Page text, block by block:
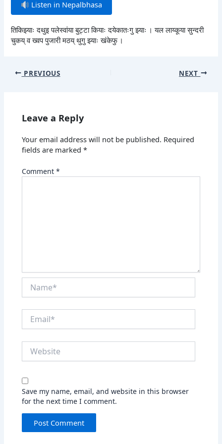
Listen in Nepalbhasa
तिकिझ्याः दथुइ पलेस्वांया बुट्टा कियाः दयेकातःगु झ्याः । यल लाय्कूया सुन्दरी
चुकय् व ख्वप पुजारी मठय् थुगु झ्याः खंकेफु ।
PREVIOUS NEXT
Leave a Reply
Your email address will not be published. Required
fields are marked*
Comment*
Save my name, email, and website in this browser
for the next time I comment.